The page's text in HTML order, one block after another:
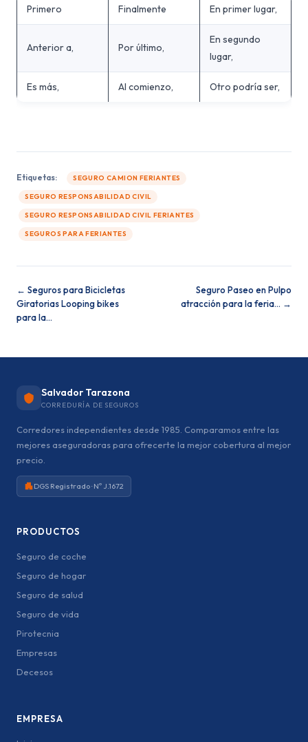
Primero Finalmente En primer lugar,
Anterior a, Por último,
En segundo
lugar,
Es más, Al comienzo, Otro podría ser,
Etiquetas: SEGURO CAMION FERIANTES
SEGURO RESPONSABILIDAD CIVIL
SEGURO RESPONSABILIDAD CIVIL FERIANTES
SEGUROS PARA FERIANTES
← Seguros para Bicicletas
Giratorias Looping bikes
para la…
Seguro Paseo en Pulpo
atracción para la feria… →
Salvador Tarazona
CORREDURÍA DE SEGUROS
Corredores independientes desde 1985. Comparamos entre las
mejores aseguradoras para ofrecerte la mejor cobertura al mejor
precio.
DGS Registrado · Nº J.1672
PRODUCTOS
Seguro de coche
Seguro de hogar
Seguro de salud
Seguro de vida
Pirotecnia
Empresas
Decesos
EMPRESA